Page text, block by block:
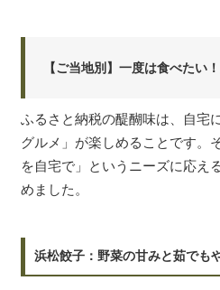
【ご当地別】一度は食べたい
ふるさと納税の醍醐味は、自宅
グルメ」が楽しめることです。
を自宅で」というニーズに応え
めました。
浜松餃子：野菜の甘みと茹でも